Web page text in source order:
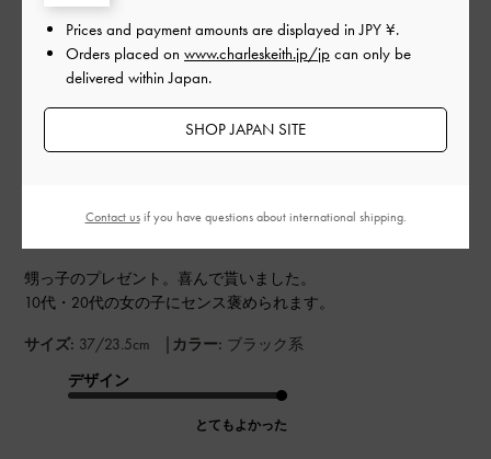
このレビューは役に立ちましたか？
甥っ子のプレゼント。喜んで貰いました。
10代・20代の女の子にセンス褒められます。
サイズ: 37/23.5cm | カラー: ブラック系
デザイン
とてもよかった
Prices and payment amounts are displayed inJPY ¥.
Orders placed on www.charleskeith.jp/jp can only be
delivered within Japan.
SHOP JAPAN SITE
Contact usif you have questions about international shipping.